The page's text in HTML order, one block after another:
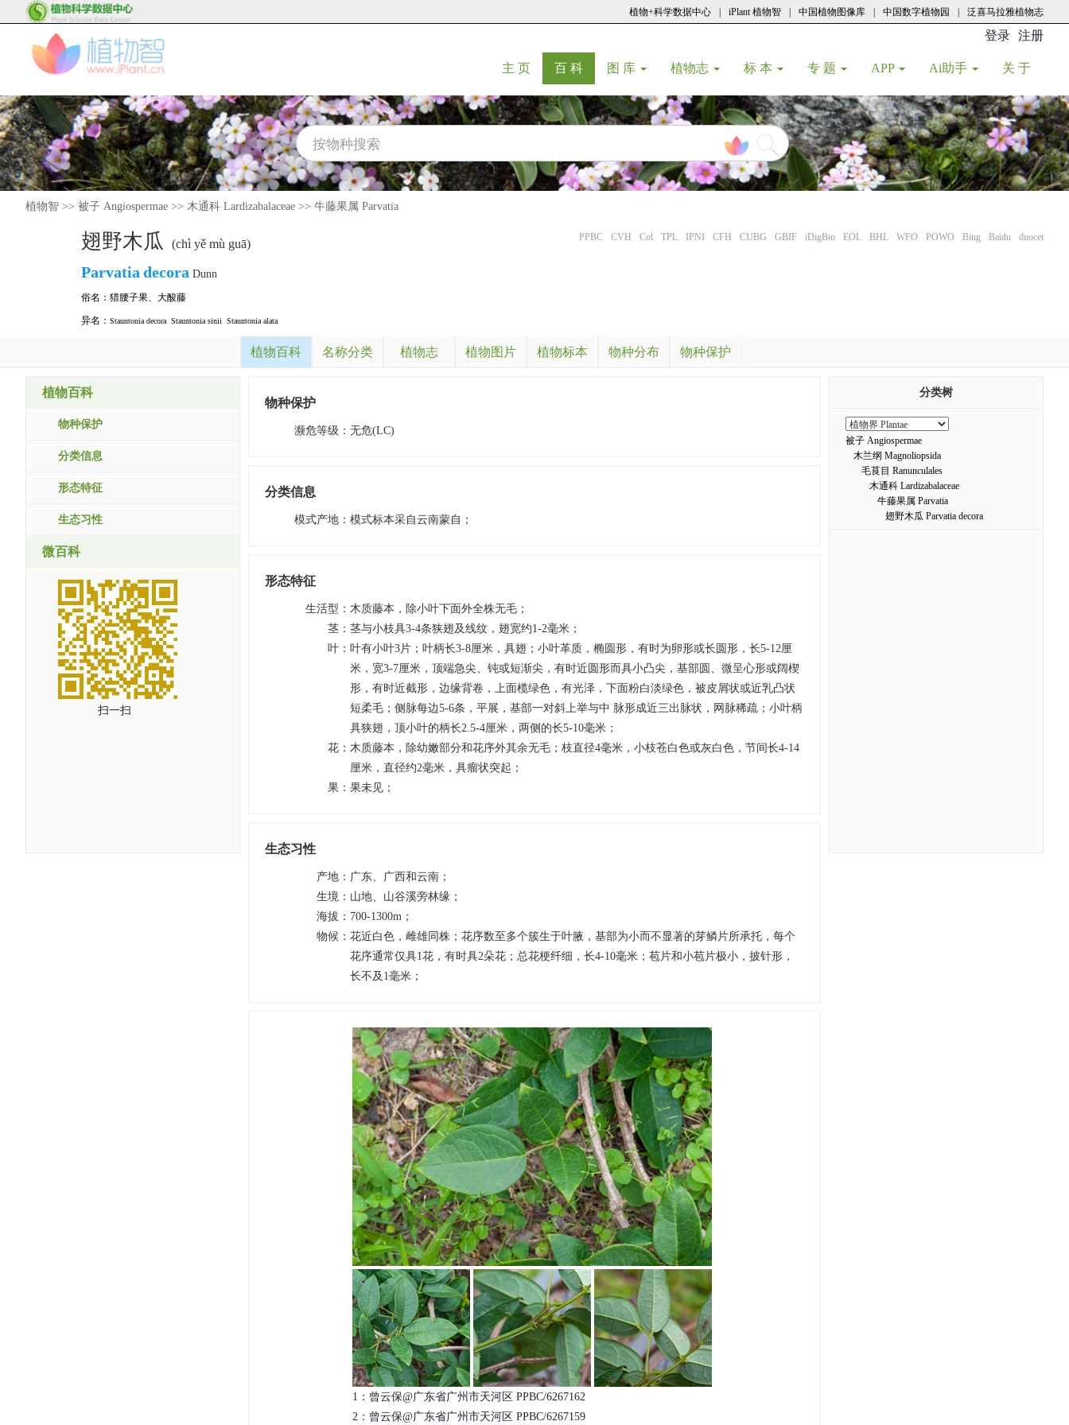
植物+科学数据中心 iPlant 植物智 中国植物图像库 中国数字植物园 泛喜马拉雅植物志
登录 注册
主 页(current)
百 科(current)
图 库 植物志 标 本 专 题 APP Ai助手 关 于
植物智 >> 被子 Angiospermae >> 木通科 Lardizabalaceae >> 牛藤果属 Parvatia
翅野木瓜 (chì yě mù guā) PPBC CVH Col TPL IPNI CFH CUBG GBIF iDigBio EOL BHL WFO POWO Bing Baidu duocet
Parvatia decora Dunn
俗名： 猎腰子果、 大酸藤
异名： Stauntonia decora Stauntonia sinii Stauntonia alata
植物百科 名称分类 植物志 植物图片 植物标本 物种分布 物种保护
植物百科
物种保护
分类信息
形态特征
生态习性
微百科
扫一扫
物种保护
濒危等级 ： 无危(LC)
分类信息
模式产地 ： 模式标本采自云南蒙自；
形态特征
生活型 ： 木质藤本，除小叶下面外全株无毛；
茎 ： 茎与小枝具3-4条狭翅及线纹，翅宽约1-2毫米；
叶 ： 叶有小叶3片；叶柄长3-8厘米，具翅；小叶革质，椭圆形，有时为卵形或长圆形，长5-12厘
米，宽3-7厘米，顶端急尖、钝或短渐尖，有时近圆形而具小凸尖，基部圆、微呈心形或阔楔
形，有时近截形，边缘背卷，上面榄绿色，有光泽，下面粉白淡绿色，被皮屑状或近乳凸状
短柔毛；侧脉每边5-6条，平展，基部一对斜上举与中 脉形成近三出脉状，网脉稀疏；小叶柄
具狭翅，顶小叶的柄长2.5-4厘米，两侧的长5-10毫米；
花 ： 木质藤本，除幼嫩部分和花序外其余无毛；枝直径4毫米，小枝苍白色或灰白色，节间长4-14
厘米，直径约2毫米，具瘤状突起；
果 ： 果未见；
生态习性
产地 ： 广东、广西和云南；
生境 ： 山地、山谷溪旁林缘；
海拔 ： 700-1300m；
物候 ： 花近白色，雌雄同株；花序数至多个簇生于叶腋，基部为小而不显著的芽鳞片所承托，每个
花序通常仅具1花，有时具2朵花；总花梗纤细，长4-10毫米；苞片和小苞片极小，披针形，
长不及1毫米；
1：曾云保@广东省广州市天河区 PPBC/6267162
2：曾云保@广东省广州市天河区 PPBC/6267159
分类树
被子 Angiospermae
木兰纲 Magnoliopsida
毛茛目 Ranunculales
木通科 Lardizabalaceae
牛藤果属 Parvatia
翅野木瓜 Parvatia decora